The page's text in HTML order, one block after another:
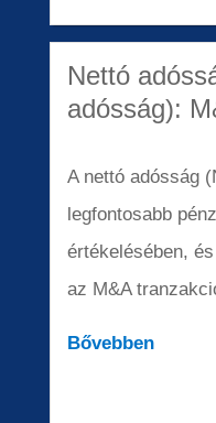
Nettó
adósság):
A nettó adósság
legfontosabb
értékelésében,
az M&A
Bővebben